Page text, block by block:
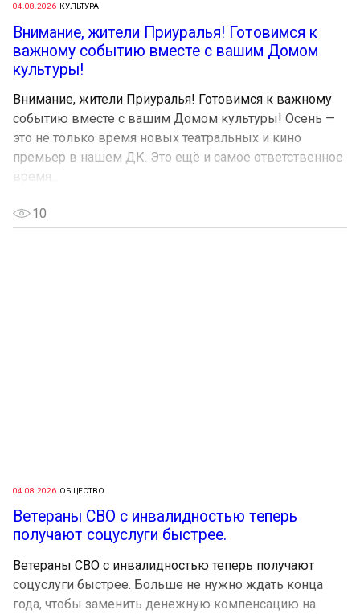
04.08.2026 КУЛЬТУРА
Внимание, жители Приуралья! Готовимся к
важному событию вместе с вашим Домом
культуры!
Внимание, жители Приуралья! Готовимся к важному
событию вместе с вашим Домом культуры! Осень —
это не только время новых театральных и кино
премьер в нашем ДК. Это ещё и самое ответственное
время...
10
04.08.2026 ОБЩЕСТВО
Ветераны СВО с инвалидностью теперь
получают соцуслуги быстрее.
Ветераны СВО с инвалидностью теперь получают
соцуслуги быстрее. Больше не нужно ждать конца
года, чтобы заменить денежную компенсацию на